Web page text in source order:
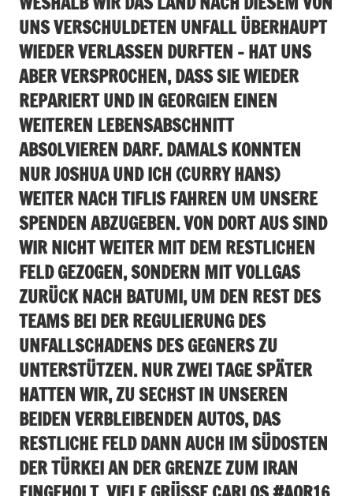
UNS VERSCHULDETEN UNFALL ÜBERHAUPT
WIEDER VERLASSEN DURFTEN – HAT UNS
ABER VERSPROCHEN, DASS SIE WIEDER
REPARIERT UND IN GEORGIEN EINEN
WEITEREN LEBENSABSCHNITT
ABSOLVIEREN DARF. DAMALS KONNTEN
NUR JOSHUA UND ICH (CURRY HANS)
WEITER NACH TIFLIS FAHREN UM UNSERE
SPENDEN ABZUGEBEN. VON DORT AUS SIND
WIR NICHT WEITER MIT DEM RESTLICHEN
FELD GEZOGEN, SONDERN MIT VOLLGAS
ZURÜCK NACH BATUMI, UM DEN REST DES
TEAMS BEI DER REGULIERUNG DES
UNFALLSCHADENS DES GEGNERS ZU
UNTERSTÜTZEN. NUR ZWEI TAGE SPÄTER
HATTEN WIR, ZU SECHST IN UNSEREN
BEIDEN VERBLEIBENDEN AUTOS, DAS
RESTLICHE FELD DANN AUCH IM SÜDOSTEN
DER TÜRKEI AN DER GRENZE ZUM IRAN